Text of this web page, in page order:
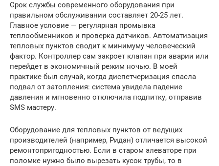
Срок службы современного оборудования при
правильном обслуживании составляет 20-25 лет.
Главное условие — регулярная промывка
теплообменников и проверка датчиков. Автоматизация
тепловых пунктов сводит к минимуму человеческий
фактор. Контроллер сам закроет клапан при аварии или
перейдет в экономичный режим ночью. В моей
практике был случай, когда диспетчеризация спасла
подвал от затопления: система увидела падение
давления и мгновенно отключила подпитку, отправив
SMS мастеру.
Оборудование для тепловых пунктов от ведущих
производителей (например, Ридан) отличается высокой
ремонтопригодностью. Если в старом элеваторе при
поломке нужно было вырезать кусок трубы, то в